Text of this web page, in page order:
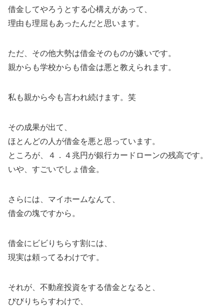
借金してやろうとする心構えがあって、
理由も理屈もあったんだと思います。
ただ、その他大勢は借金そのものが嫌いです。
親からも学校からも借金は悪と教えられます。
私も親から今も言われ続けます。笑
その成果が出て、
ほとんどの人が借金を悪と思っています。
ところが、４．４兆円が銀行カードローンの残高です。
いや、すごいでしょ借金。
さらには、マイホームなんて、
借金の塊ですから。
借金にビビりちらす割には、
現実は頼ってるわけです。
それが、不動産投資をする借金となると、
びびりちらすわけで、